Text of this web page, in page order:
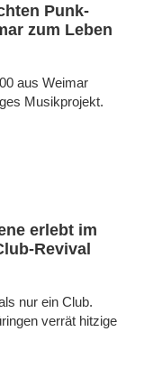
Punk-
zum Leben
aus Weimar
Musikprojekt.
erlebt im
Revival
nur ein Club.
verrät hitzige